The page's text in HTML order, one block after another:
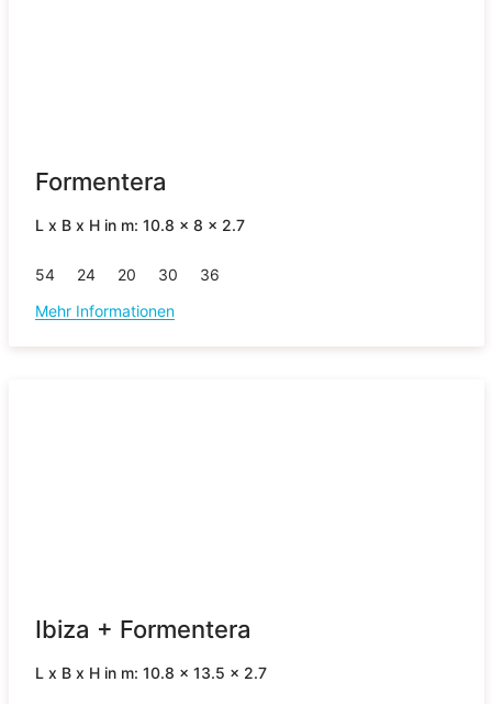
Formentera
L x B x H in m: 10.8 x 8 x 2.7
54 24 20 30
36
Mehr Informationen
Ibiza + Formentera
L x B x H in m: 10.8 x 13.5 x 2.7